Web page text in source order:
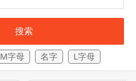
搜索
M字母 名字 L字母